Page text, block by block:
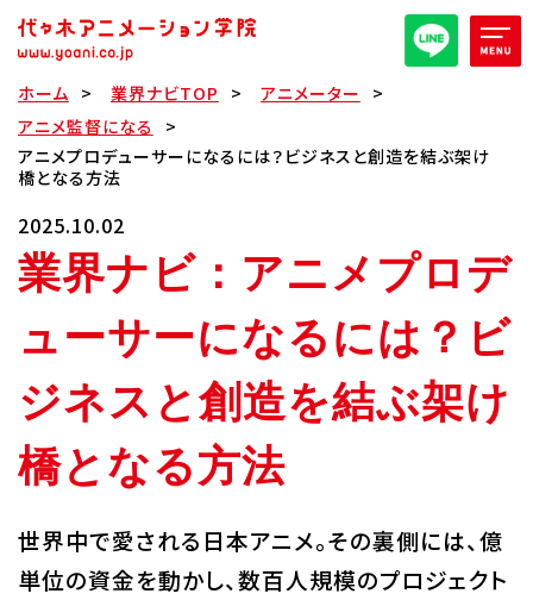
オープンキャンパス/イベント
パンフレット取り寄せ
全日・夜間・通信 高等部
大学部 週1コース
代アニ概要
学部・学科紹介
校舎・施設
ホーム 業界ナビTOP
アニメーター
アニメ監督になる
アニメプロデューサーになるには？ビジネスと創造を結ぶ架け
橋となる方法
2025.10.02
業界ナビ：アニメプロデ
ューサーになるには？ビ
ジネスと創造を結ぶ架け
橋となる方法
世界中で愛される日本アニメ。その裏側には、億
単位の資金を動かし、数百人規模のプロジェクト